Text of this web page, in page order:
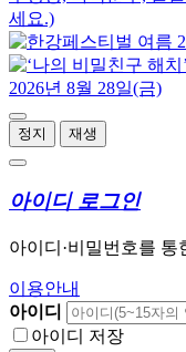
정지 재생
아이디 로그인
아이디·비밀번호를
이용안내
아이디
아이디 저장